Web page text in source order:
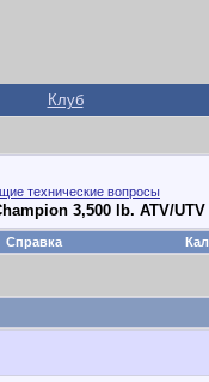
Клуб
технические вопросы
3,500 lb. ATV/
Справка